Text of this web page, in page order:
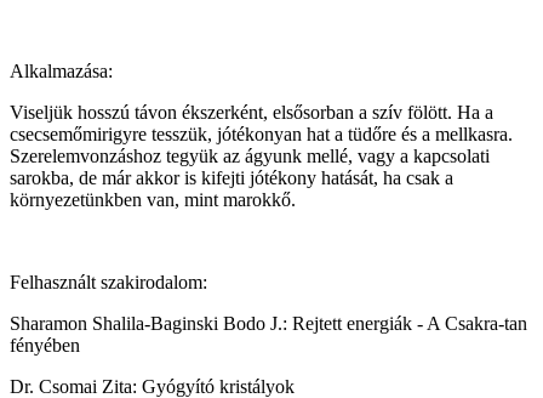
Alkalmazása:
Viseljük hosszú távon ékszerként, elsősorban a szív fölött. Ha a
csecsemőmirigyre tesszük, jótékonyan hat a tüdőre és a mellkasra.
Szerelemvonzáshoz tegyük az ágyunk mellé, vagy a kapcsolati
sarokba, de már akkor is kifejti jótékony hatását, ha csak a
környezetünkben van, mint marokkő.
Felhasznált szakirodalom:
Sharamon Shalila-Baginski Bodo J.: Rejtett energiák - A Csakra-tan
fényében
Dr. Csomai Zita: Gyógyító kristályok